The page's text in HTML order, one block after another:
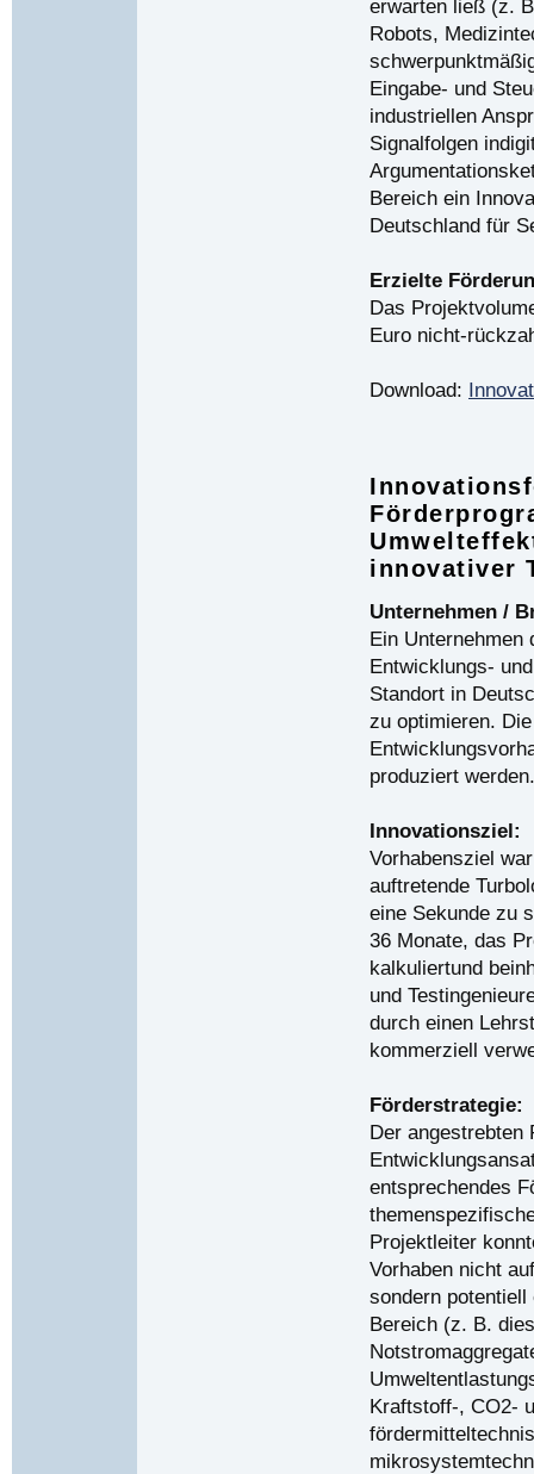
erwarten ließ (z.
Robots,
Eingabe- und
industriellen
Signalfolgen
Bereich ein
Deutschland für
Erzielte
Das
Euro nicht-
Download:
innovativer
Unternehmen /
Ein Unternehmen
Entwicklungs-
Standort in
zu optimieren.
produziert werden.
Innovationsziel:
Vorhabensziel
auftretende
eine Sekunde zu
36 Monate, das
kalkuliertund
und
durch einen
kommerziell
Förderstrategie:
Der angestrebten
entsprechendes
Projektleiter
Vorhaben nicht
sondern
Bereich (z. B.
Kraftstoff-, CO2-